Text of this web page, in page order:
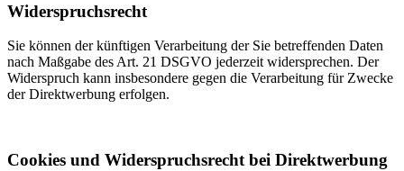
Widerspruchsrecht
Sie können der künftigen Verarbeitung der Sie betreffenden Daten
nach Maßgabe des Art. 21 DSGVO jederzeit widersprechen. Der
Widerspruch kann insbesondere gegen die Verarbeitung für Zwecke
der Direktwerbung erfolgen.
Cookies und Widerspruchsrecht bei Direktwerbung